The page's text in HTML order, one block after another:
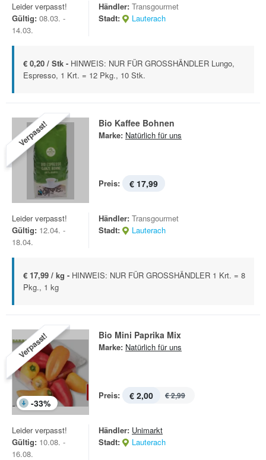
Leider verpasst!
Gültig: 08.03. -
14.03.
Händler: Transgourmet
Stadt:
Lauterach
€ 0,20 / Stk - HINWEIS: NUR FÜR GROSSHÄNDLER Lungo,
Espresso, 1 Krt. = 12 Pkg., 10 Stk.
Verpasst! Bio Kaffee Bohnen
Marke: Natürlich für uns
Preis: € 17,99
Leider verpasst!
Gültig: 12.04. -
18.04.
Händler: Transgourmet
Stadt:
Lauterach
€ 17,99 / kg - HINWEIS: NUR FÜR GROSSHÄNDLER 1 Krt. = 8
Pkg., 1 kg
Verpasst!
-33%
Bio Mini Paprika Mix
Marke: Natürlich für uns
Preis: € 2,00 € 2,99
Leider verpasst!
Gültig: 10.08. -
16.08.
Händler: Unimarkt
Stadt:
Lauterach